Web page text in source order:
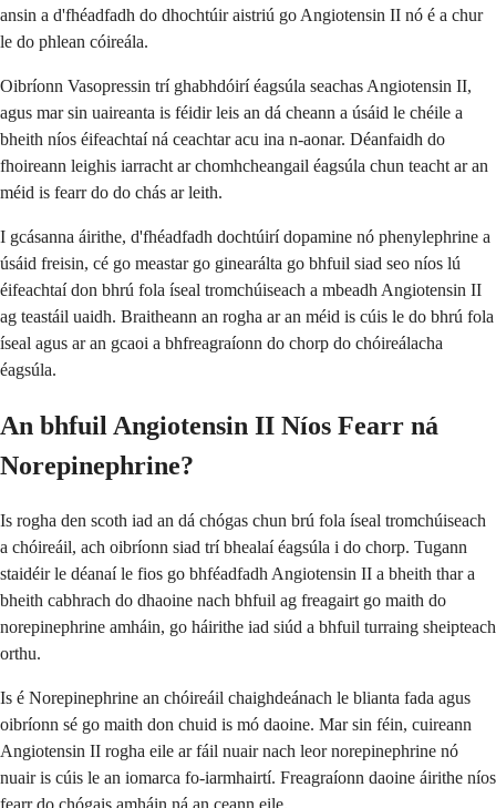
ansin a d'fhéadfadh do dhochtúir aistriú go Angiotensin II nó é a chur
le do phlean cóireála.
Oibríonn Vasopressin trí ghabhdóirí éagsúla seachas Angiotensin II,
agus mar sin uaireanta is féidir leis an dá cheann a úsáid le chéile a
bheith níos éifeachtaí ná ceachtar acu ina n-aonar. Déanfaidh do
fhoireann leighis iarracht ar chomhcheangail éagsúla chun teacht ar an
méid is fearr do do chás ar leith.
I gcásanna áirithe, d'fhéadfadh dochtúirí dopamine nó phenylephrine a
úsáid freisin, cé go meastar go ginearálta go bhfuil siad seo níos lú
éifeachtaí don bhrú fola íseal tromchúiseach a mbeadh Angiotensin II
ag teastáil uaidh. Braitheann an rogha ar an méid is cúis le do bhrú fola
íseal agus ar an gcaoi a bhfreagraíonn do chorp do chóireálacha
éagsúla.
An bhfuil Angiotensin II Níos Fearr ná
Norepinephrine?
Is rogha den scoth iad an dá chógas chun brú fola íseal tromchúiseach
a chóireáil, ach oibríonn siad trí bhealaí éagsúla i do chorp. Tugann
staidéir le déanaí le fios go bhféadfadh Angiotensin II a bheith thar a
bheith cabhrach do dhaoine nach bhfuil ag freagairt go maith do
norepinephrine amháin, go háirithe iad siúd a bhfuil turraing sheipteach
orthu.
Is é Norepinephrine an chóireáil chaighdeánach le blianta fada agus
oibríonn sé go maith don chuid is mó daoine. Mar sin féin, cuireann
Angiotensin II rogha eile ar fáil nuair nach leor norepinephrine nó
nuair is cúis le an iomarca fo-iarmhairtí. Freagraíonn daoine áirithe níos